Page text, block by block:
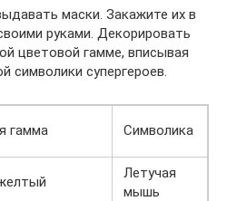
маски. Закажите их в
руками. Декорировать
цветовой гамме, вписывая
символики супергероев.
гамма Символика
Летучая
мышь